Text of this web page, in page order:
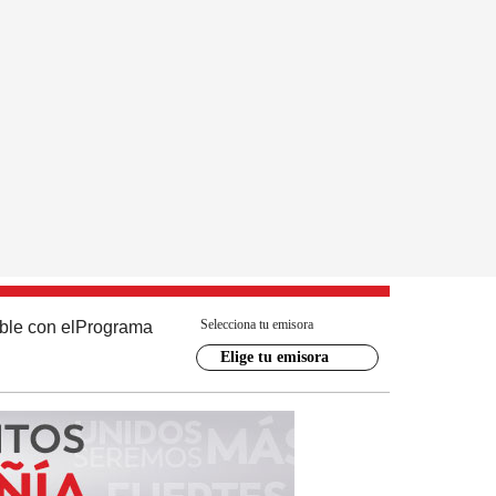
con el Programa Selecciona tu emisora
Elige tu emisora